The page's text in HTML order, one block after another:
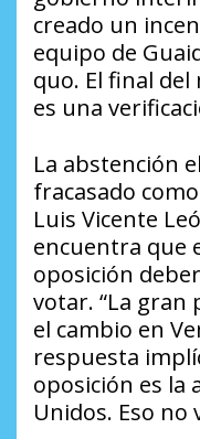
creado un
equipo de
quo. El final
es una
La abstención
fracasado
Luis Vicente
encuentra que
oposición
votar. “La
el cambio en
respuesta
oposición es la
Unidos. Eso no